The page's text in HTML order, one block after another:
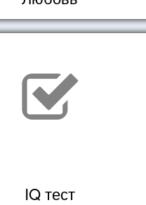
IQ тест